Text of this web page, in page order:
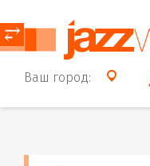
Ваш город:
⥂